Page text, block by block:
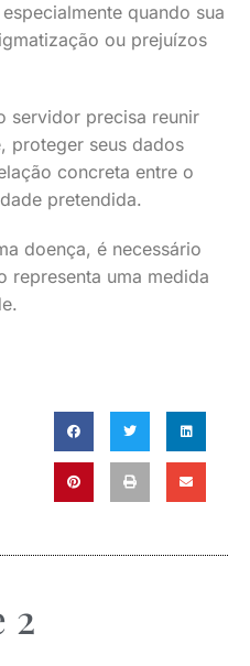
quando sua
ou prejuízos
servidor precisa reunir
proteger seus dados
concreta entre o
pretendida.
doença, é necessário
representa uma medida
2